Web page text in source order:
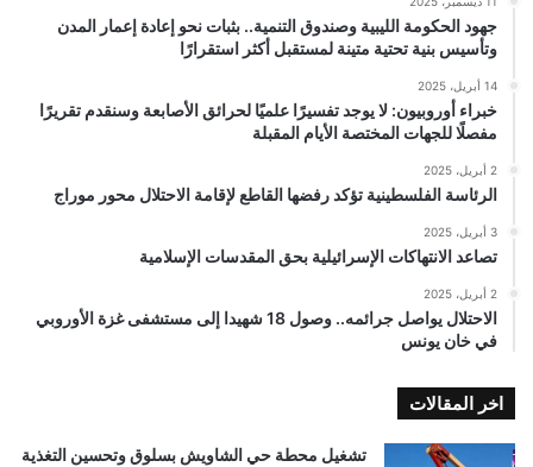
جهود الحكومة الليبية وصندوق التنمية.. بثبات نحو إعادة إعمار المدن
وتأسيس بنية تحتية متينة لمستقبل أكثر استقرارًا
14 أبريل، 2025
خبراء أوروبيون: لا يوجد تفسيرًا علميًا لحرائق الأصابعة وسنقدم تقريرًا
مفصلًا للجهات المختصة الأيام المقبلة
2 أبريل، 2025
الرئاسة الفلسطينية تؤكد رفضها القاطع لإقامة الاحتلال محور موراج
3 أبريل، 2025
تصاعد الانتهاكات الإسرائيلية بحق المقدسات الإسلامية
2 أبريل، 2025
الاحتلال يواصل جرائمه.. وصول 18 شهيدا إلى مستشفى غزة الأوروبي
في خان يونس
اخر المقالات
تشغيل محطة حي الشاويش بسلوق وتحسين التغذية